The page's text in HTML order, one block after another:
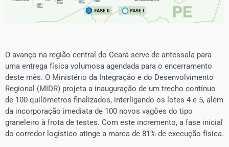
O avanço na região central do Ceará serve de antessala para
uma entrega física volumosa agendada para o encerramento
deste mês. O Ministério da Integração e do Desenvolvimento
Regional (MIDR) projeta a inauguração de um trecho contínuo
de 100 quilômetros finalizados, interligando os lotes 4 e 5, além
da incorporação imediata de 100 novos vagões do tipo
graneleiro à frota de testes. Com este incremento, a fase inicial
do corredor logístico atinge a marca de 81% de execução física.